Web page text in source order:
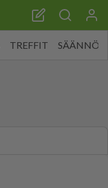
TREFFIT SÄÄNNÖT